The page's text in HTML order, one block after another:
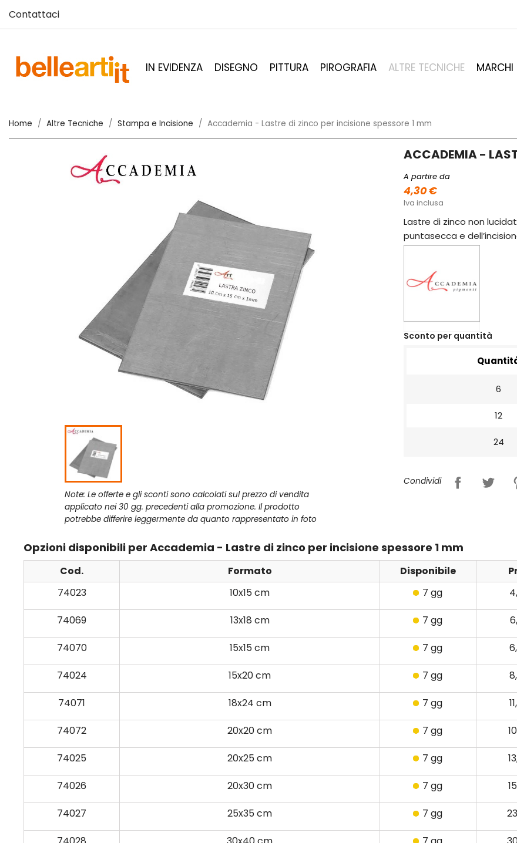
Contattaci
IN EVIDENZA DISEGNO PITTURA PIROGRAFIA ALTRE TECNICHE MARCHI
Home Altre Tecniche Stampa e Incisione Accademia - Lastre di zinco per incisione spessore 1 mm
Note: Le offerte e gli sconti sono calcolati sul prezzo di vendita
applicato nei 30 gg. precedenti alla promozione. Il prodotto
potrebbe differire leggermente da quanto rappresentato in foto
ACCADEMIA -
A partire da
4,30 €
Iva inclusa
Lastre di zinco non
puntasecca e
Sconto per quantità
6
12
24
Condividi
Opzioni disponibili per Accademia - Lastre di zinco per incisione spessore 1 mm
Cod. Formato Disponibile
74023
10x15 cm 7 gg
74069 13x18 cm 7 gg
74070 15x15 cm 7 gg
74024 15x20 cm 7 gg
74071 18x24 cm 7 gg
74072 20x20 cm 7 gg
74025 20x25 cm 7 gg
74026 20x30 cm 7 gg
74027 25x35 cm 7 gg